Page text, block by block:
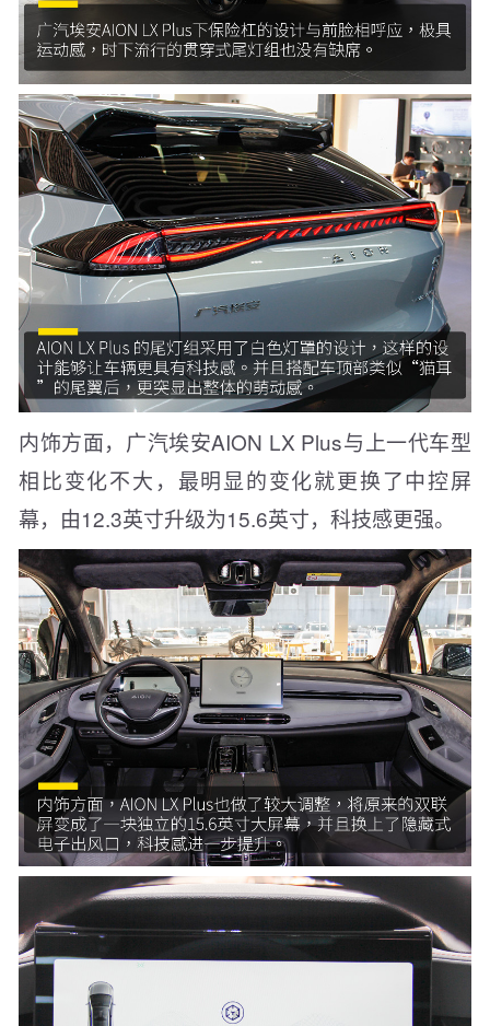
内饰方面，广汽埃安AION LX Plus与上一代车型
相比变化不大，最明显的变化就更换了中控屏
幕，由12.3英寸升级为15.6英寸，科技感更强。